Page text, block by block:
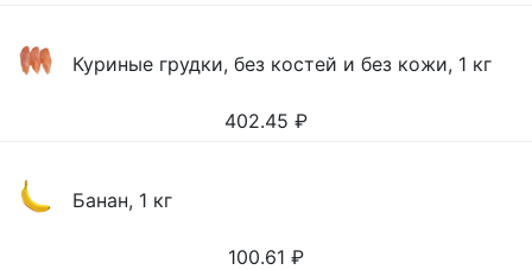
Куриные грудки, без костей и без кожи, 1 кг
402.45 ₽
Банан, 1 кг
100.61 ₽